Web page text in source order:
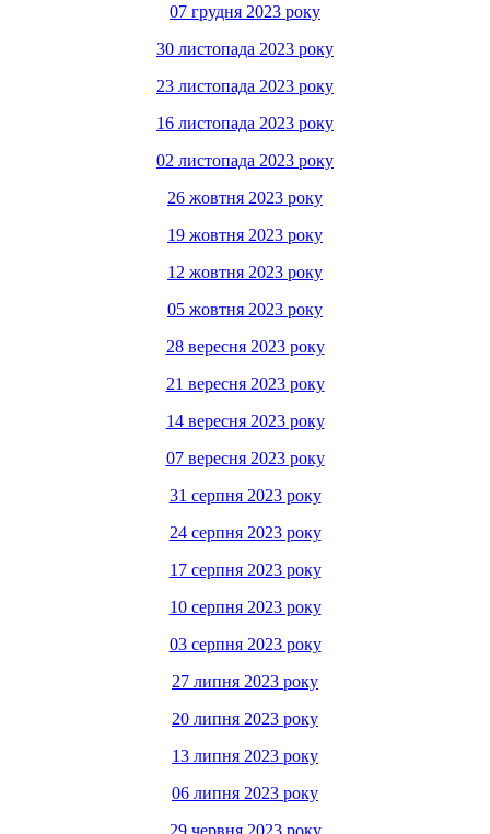
07 грудня 2023 року
30 листопада 2023 року
23 листопада 2023 року
16 листопада 2023 року
02 листопада 2023 року
26 жовтня 2023 року
19 жовтня 2023 року
12 жовтня 2023 року
05 жовтня 2023 року
28 вересня 2023 року
21 вересня 2023 року
14 вересня 2023 року
07 вересня 2023 року
31 серпня 2023 року
24 серпня 2023 року
17 серпня 2023 року
10 серпня 2023 року
03 серпня 2023 року
27 липня 2023 року
20 липня 2023 року
13 липня 2023 року
06 липня 2023 року
29 червня 2023 року